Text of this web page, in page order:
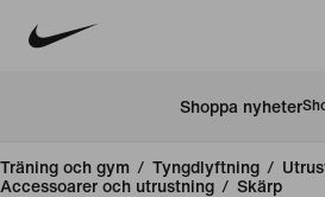
Shoppa nyheter
Träning och gym / Tyngdlyftning /
Accessoarer och utrustning / Skärp